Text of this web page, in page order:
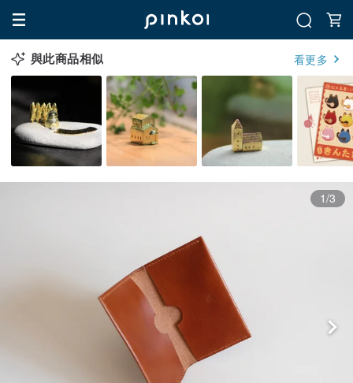
與此商品相似 看更多
1/3